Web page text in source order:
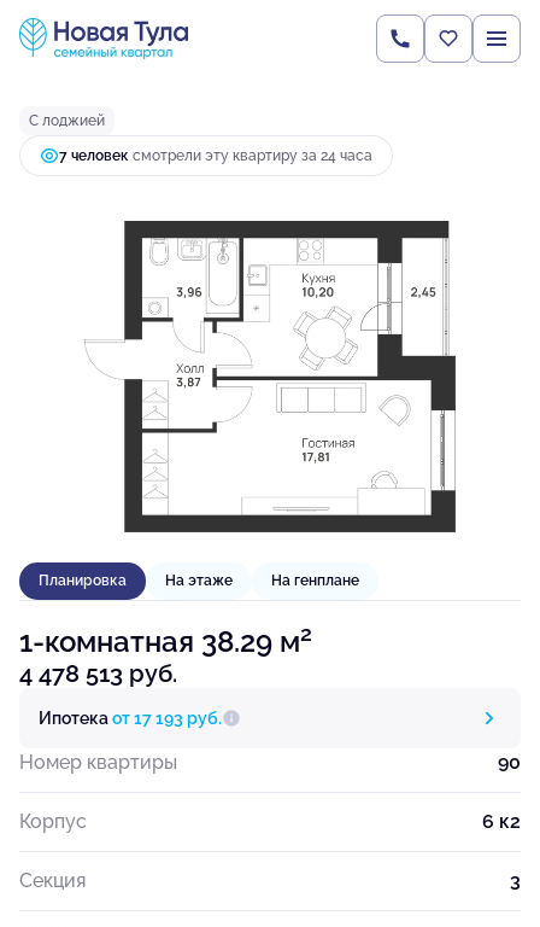
1-комнатная38.29 м 4 478 513 руб.
Ипотекаот 17 193 руб.
С лоджией
7 человек смотрели эту квартиру за 24 часа
Планировка На этаже На генплане
1-комнатная 38.29 м2
4 478 513 руб.
Ипотекаот 17 193 руб.
Номер квартиры 90
Корпус 6 к2
Секция 3